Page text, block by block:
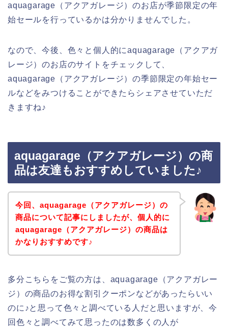
aquagarage（アクアガレージ）のお店が季節限定の年
始セールを行っているかは分かりませんでした。
なので、今後、色々と個人的にaquagarage（アクアガ
レージ）のお店のサイトをチェックして、
aquagarage（アクアガレージ）の季節限定の年始セー
ルなどをみつけることができたらシェアさせていただ
きますね♪
aquagarage（アクアガレージ）の商
品は友達もおすすめしていました♪
今回、aquagarage（アクアガレージ）の
商品について記事にしましたが、個人的に
aquagarage（アクアガレージ）の商品は
かなりおすすめです♪
多分こちらをご覧の方は、aquagarage（アクアガレー
ジ）の商品のお得な割引クーポンなどがあったらいい
のに♪と思って色々と調べている人だと思いますが、今
回色々と調べてみて思ったのは数多くの人が